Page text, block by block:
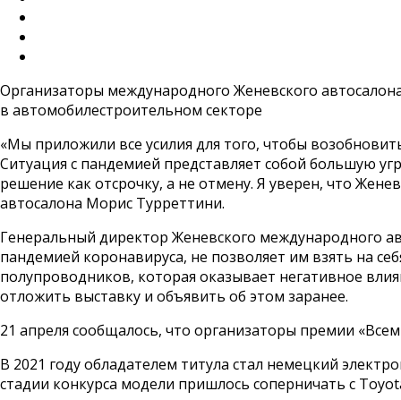
Организаторы международного Женевского
в автомобилестроительном секторе
«Мы приложили все усилия для того, чтобы
Ситуация с пандемией представляет собой большую
решение как отсрочку, а не отмену. Я уверен, что
автосалона Морис Турреттини.
Генеральный директор Женевского международного
пандемией коронавируса, не позволяет им взять на
полупроводников, которая оказывает негативное
отложить выставку и объявить об этом заранее.
21 апреля сообщалось, что организаторы премии
В 2021 году обладателем титула стал немецкий
стадии конкурса модели пришлось соперничать с